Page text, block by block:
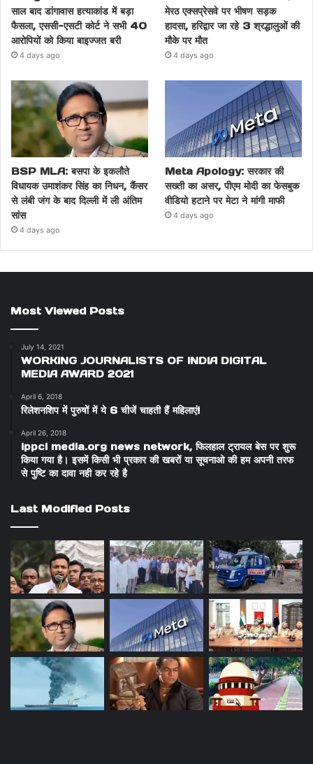
साल बाद डांगावास हत्याकांड में बड़ा
फैसला, एससी-एसटी कोर्ट ने सभी 40
आरोपियों को किया बाइज्जत बरी
4 days ago
मेरठ एक्सप्रेसवे पर भीषण सड़क
हादसा, हरिद्वार जा रहे 3 श्रद्धालुओं की
मौके पर मौत
4 days ago
BSP MLA: बसपा के इकलौते
विधायक उमाशंकर सिंह का निधन, कैंसर
से लंबी जंग के बाद दिल्ली में ली अंतिम
सांस
4 days ago
Meta Apology: सरकार की
सख्ती का असर, पीएम मोदी का फेसबुक
वीडियो हटाने पर मेटा ने मांगी माफी
4 days ago
Most Viewed Posts
July 14, 2021
WORKING JOURNALISTS OF INDIA DIGITAL
MEDIA AWARD 2021
April 6, 2018
रिलेशनशिप में पुरुषों में ये 6 चीजें चाहती हैं महिलाएं!
April 26, 2018
ippci media.org news network, फिलहाल ट्रायल बेस पर शुरू
किया गया है। इसमें किसी भी प्रकार की खबरों या सूचनाओ की हम अपनी तरफ
से पुष्टि का दावा नही कर रहे है
Last Modified Posts